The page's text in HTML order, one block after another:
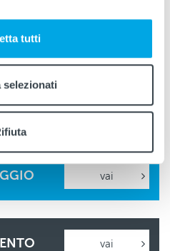
tutti
selezionati
vai
vai
vai